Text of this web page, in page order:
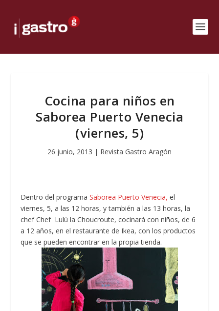
Cocina para niños en
Saborea Puerto Venecia
(viernes, 5)
26 junio, 2013 | Revista Gastro Aragón
Dentro del programaSaborea Puerto Venecia, el
viernes, 5, a las 12 horas, y también a las 13 horas, la
chef Chef Lulú la Choucroute, cocinará con niños, de 6
a 12 años, en el restaurante de Ikea, con los productos
que se pueden encontrar en la propia tienda.